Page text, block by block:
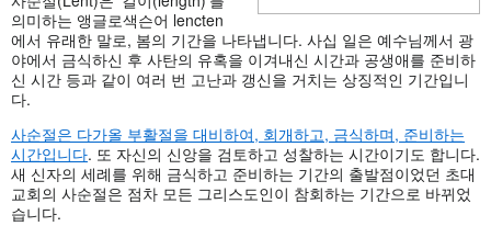
의미하는 앵글로색슨어 lencten
에서 유래한 말로, 봄의 기간을 나타냅니다. 사십 일은 예수님께서 광
야에서 금식하신 후 사탄의 유혹을 이겨내신 시간과 공생애를 준비하
신 시간 등과 같이 여러 번 고난과 갱신을 거치는 상징적인 기간입니
다.
사순절은 다가올 부활절을 대비하여, 회개하고, 금식하며, 준비하는
시간입니다. 또 자신의 신앙을 검토하고 성찰하는 시간이기도 합니다.
새 신자의 세례를 위해 금식하고 준비하는 기간의 출발점이었던 초대
교회의 사순절은 점차 모든 그리스도인이 참회하는 기간으로 바뀌었
습니다.